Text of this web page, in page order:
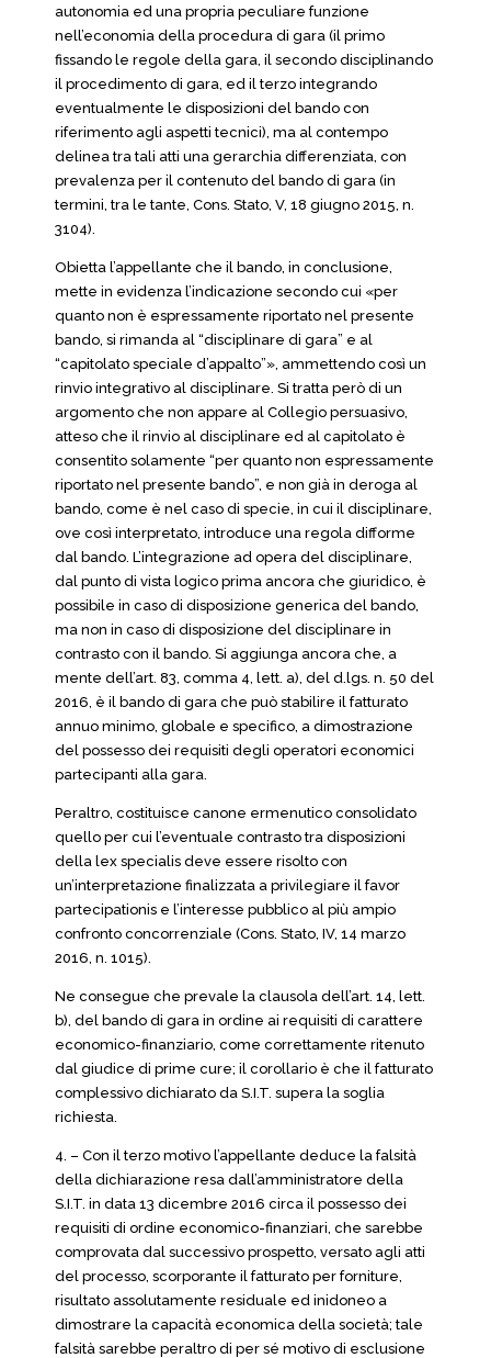
autonomia ed una propria peculiare funzione
nell’economia della procedura di gara (il primo
fissando le regole della gara, il secondo disciplinando
il procedimento di gara, ed il terzo integrando
eventualmente le disposizioni del bando con
riferimento agli aspetti tecnici), ma al contempo
delinea tra tali atti una gerarchia differenziata, con
prevalenza per il contenuto del bando di gara (in
termini, tra le tante, Cons. Stato, V, 18 giugno 2015, n.
3104).
Obietta l’appellante che il bando, in conclusione,
mette in evidenza l’indicazione secondo cui «per
quanto non è espressamente riportato nel presente
bando, si rimanda al “disciplinare di gara” e al
“capitolato speciale d’appalto”», ammettendo così un
rinvio integrativo al disciplinare. Si tratta però di un
argomento che non appare al Collegio persuasivo,
atteso che il rinvio al disciplinare ed al capitolato è
consentito solamente “per quanto non espressamente
riportato nel presente bando”, e non già in deroga al
bando, come è nel caso di specie, in cui il disciplinare,
ove così interpretato, introduce una regola difforme
dal bando. L’integrazione ad opera del disciplinare,
dal punto di vista logico prima ancora che giuridico, è
possibile in caso di disposizione generica del bando,
ma non in caso di disposizione del disciplinare in
contrasto con il bando. Si aggiunga ancora che, a
mente dell’art. 83, comma 4, lett. a), del d.lgs. n. 50 del
2016, è il bando di gara che può stabilire il fatturato
annuo minimo, globale e specifico, a dimostrazione
del possesso dei requisiti degli operatori economici
partecipanti alla gara.
Peraltro, costituisce canone ermenutico consolidato
quello per cui l’eventuale contrasto tra disposizioni
della lex specialis deve essere risolto con
un’interpretazione finalizzata a privilegiare il favor
partecipationis e l’interesse pubblico al più ampio
confronto concorrenziale (Cons. Stato, IV, 14 marzo
2016, n. 1015).
Ne consegue che prevale la clausola dell’art. 14, lett.
b), del bando di gara in ordine ai requisiti di carattere
economico-finanziario, come correttamente ritenuto
dal giudice di prime cure; il corollario è che il fatturato
complessivo dichiarato da S.I.T. supera la soglia
richiesta.
4. – Con il terzo motivo l’appellante deduce la falsità
della dichiarazione resa dall’amministratore della
S.I.T. in data 13 dicembre 2016 circa il possesso dei
requisiti di ordine economico-finanziari, che sarebbe
comprovata dal successivo prospetto, versato agli atti
del processo, scorporante il fatturato per forniture,
risultato assolutamente residuale ed inidoneo a
dimostrare la capacità economica della società; tale
falsità sarebbe peraltro di per sé motivo di esclusione